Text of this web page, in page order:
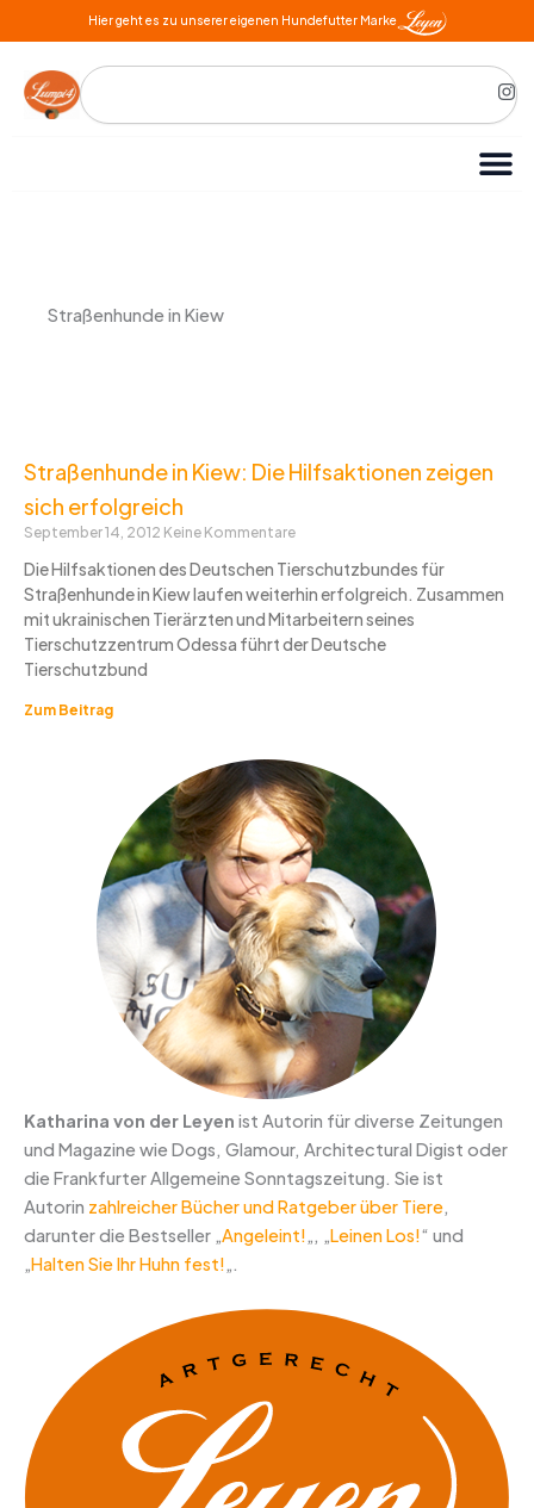
Inhalt
springen
Hier geht es zu unserer eigenen Hundefutter Marke
Search I
n
s
a
g
Straßenhunde in Kiew
Straßenhunde in Kiew: Die Hilfsaktionen zeigen
sich erfolgreich
September 14, 2012 Keine Kommentare
Die Hilfsaktionen des Deutschen Tierschutzbundes für
Straßenhunde in Kiew laufen weiterhin erfolgreich. Zusammen
mit ukrainischen Tierärzten und Mitarbeitern seines
Tierschutzzentrum Odessa führt der Deutsche
Tierschutzbund
Zum Beitrag
Katharina von der Leyen ist Autorin für diverse Zeitungen
und Magazine wie Dogs, Glamour, Architectural Digist oder
die Frankfurter Allgemeine Sonntagszeitung. Sie ist
Autorin zahlreicher Bücher und Ratgeber über Tiere,
darunter die Bestseller „Angeleint!„, „Leinen Los!“ und
„Halten Sie Ihr Huhn fest!„.